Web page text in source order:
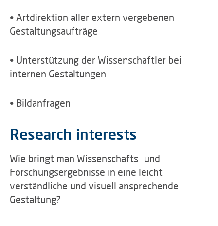
• Artdirektion aller extern vergebenen
Gestaltungsaufträge
• Unterstützung der Wissenschaftler bei
internen Gestaltungen
• Bildanfragen
Research interests
Wie bringt man Wissenschafts- und
Forschungsergebnisse in eine leicht
verständliche und visuell ansprechende
Gestaltung?